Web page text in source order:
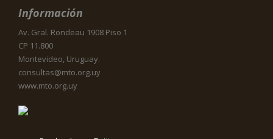
Información
Av. Gral. Rondeau 1908 Piso 1
CP 11.800
Montevideo, Uruguay.
consultas@mto.org.uy
www.mto.org.uy